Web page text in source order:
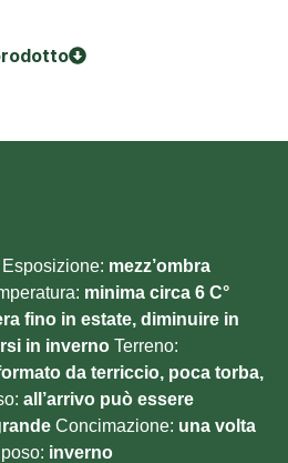
mezz’ombra
minima circa 6 C°
fino in estate, diminuire in
in inverno Terreno:
da terriccio, poca torba,
all’arrivo può essere
Concimazione: una volta
inverno